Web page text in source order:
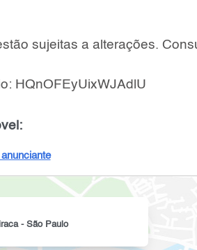
sujeitas a alterações.
HQnOFEyUixWJAdlU
- São Paulo